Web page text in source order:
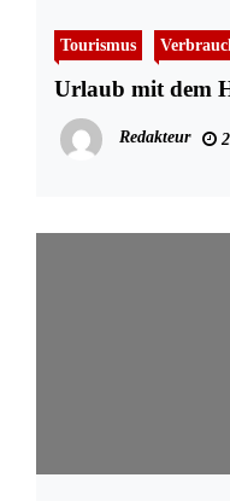
Tourismus
Urlaub mit dem
Redakteur